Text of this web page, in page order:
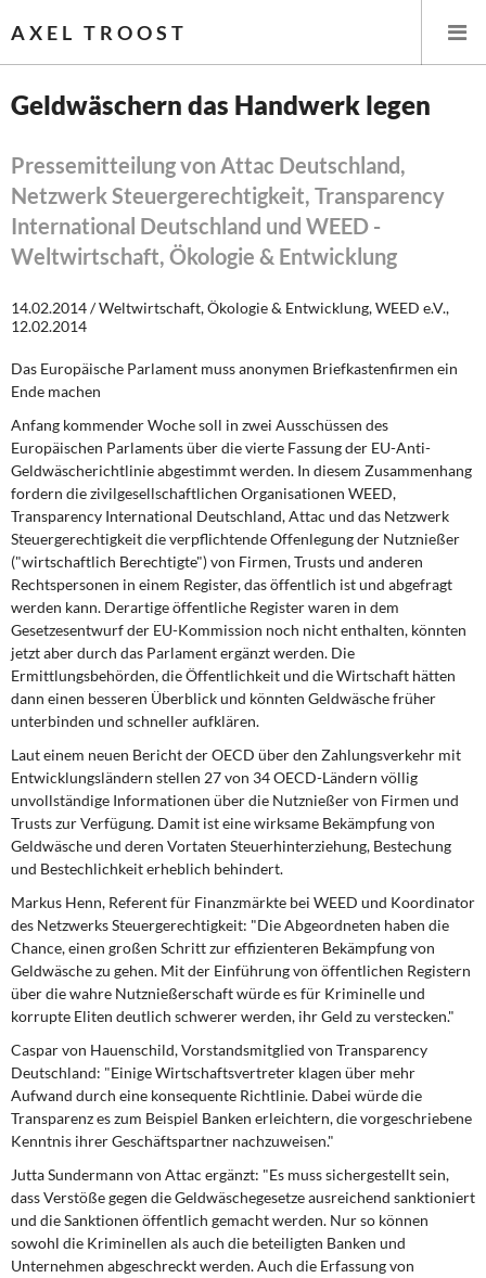
AXEL TROOST
Themen
Leitlinien linker Wirtschafts- und Finanzpolitik
Wirtschaftspolitik
Öffentliche Infrastruktur und Daseinsvorsorge
Eurokrise und Griechenland
DIE LINKE
Weitere Themen
Memo-Gruppe
Institut Solidarische Moderne
Rosa-Luxemburg-Stiftung
Über mich
Kontakt
Geldwäschern das Handwerk legen
Pressemitteilung von Attac Deutschland,
Netzwerk Steuergerechtigkeit, Transparency
International Deutschland und WEED -
Weltwirtschaft, Ökologie & Entwicklung
14.02.2014 / Weltwirtschaft, Ökologie & Entwicklung, WEED e.V.,
12.02.2014
Das Europäische Parlament muss anonymen Briefkastenfirmen ein
Ende machen
Anfang kommender Woche soll in zwei Ausschüssen des
Europäischen Parlaments über die vierte Fassung der EU-Anti-
Geldwäscherichtlinie abgestimmt werden. In diesem Zusammenhang
fordern die zivilgesellschaftlichen Organisationen WEED,
Transparency International Deutschland, Attac und das Netzwerk
Steuergerechtigkeit die verpflichtende Offenlegung der Nutznießer
("wirtschaftlich Berechtigte") von Firmen, Trusts und anderen
Rechtspersonen in einem Register, das öffentlich ist und abgefragt
werden kann. Derartige öffentliche Register waren in dem
Gesetzesentwurf der EU-Kommission noch nicht enthalten, könnten
jetzt aber durch das Parlament ergänzt werden. Die
Ermittlungsbehörden, die Öffentlichkeit und die Wirtschaft hätten
dann einen besseren Überblick und könnten Geldwäsche früher
unterbinden und schneller aufklären.
Laut einem neuen Bericht der OECD über den Zahlungsverkehr mit
Entwicklungsländern stellen 27 von 34 OECD-Ländern völlig
unvollständige Informationen über die Nutznießer von Firmen und
Trusts zur Verfügung. Damit ist eine wirksame Bekämpfung von
Geldwäsche und deren Vortaten Steuerhinterziehung, Bestechung
und Bestechlichkeit erheblich behindert.
Markus Henn, Referent für Finanzmärkte bei WEED und Koordinator
des Netzwerks Steuergerechtigkeit: "Die Abgeordneten haben die
Chance, einen großen Schritt zur effizienteren Bekämpfung von
Geldwäsche zu gehen. Mit der Einführung von öffentlichen Registern
über die wahre Nutznießerschaft würde es für Kriminelle und
korrupte Eliten deutlich schwerer werden, ihr Geld zu verstecken."
Caspar von Hauenschild, Vorstandsmitglied von Transparency
Deutschland: "Einige Wirtschaftsvertreter klagen über mehr
Aufwand durch eine konsequente Richtlinie. Dabei würde die
Transparenz es zum Beispiel Banken erleichtern, die vorgeschriebene
Kenntnis ihrer Geschäftspartner nachzuweisen."
Jutta Sundermann von Attac ergänzt: "Es muss sichergestellt sein,
dass Verstöße gegen die Geldwäschegesetze ausreichend sanktioniert
und die Sanktionen öffentlich gemacht werden. Nur so können
sowohl die Kriminellen als auch die beteiligten Banken und
Unternehmen abgeschreckt werden. Auch die Erfassung von